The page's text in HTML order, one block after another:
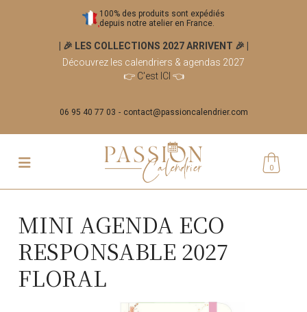
100% des produits sont expédiés
depuis notre atelier en France.
| 🎉 LES COLLECTIONS 2027 ARRIVENT 🎉
Découvrez les calendriers & agendas 2027
👉 C'est ICI 👈
06 95 40 77 03 contact@passioncalendrier.com
0
MINI AGENDA ECO
RESPONSABLE 2027
FLORAL